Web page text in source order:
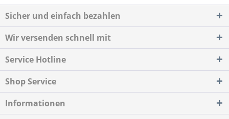
Sicher und einfach bezahlen
Wir versenden schnell mit
Service Hotline
Shop Service
Informationen